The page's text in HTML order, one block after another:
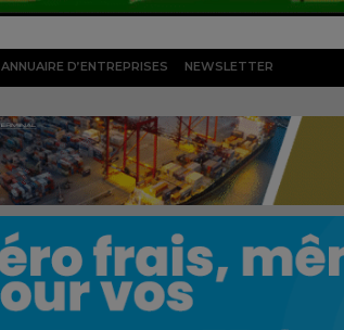
ANNUAIRE D’ENTREPRISES NEWSLETTER